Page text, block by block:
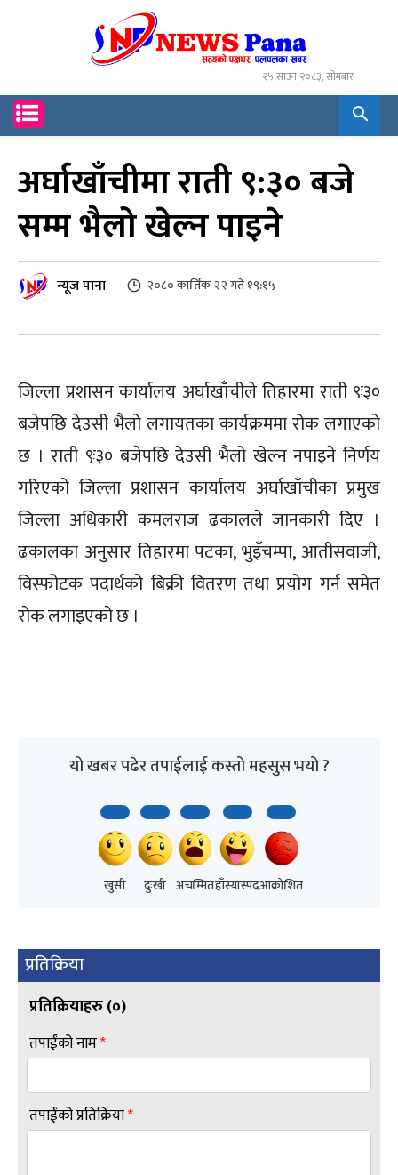
२५ साउन २०८३, सोमबार
अर्घाखाँचीमा राती ९:३० बजे
सम्म भैलो खेल्न पाइने
न्यूज पाना २०८० कार्तिक २२ गते १९:१५
जिल्ला प्रशासन कार्यालय अर्घाखाँचीले तिहारमा राती ९ः३०
बजेपछि देउसी भैलो लगायतका कार्यक्रममा रोक लगाएको
छ । राती ९ः३० बजेपछि देउसी भैलो खेल्न नपाइने निर्णय
गरिएको जिल्ला प्रशासन कार्यालय अर्घाखाँचीका प्रमुख
जिल्ला अधिकारी कमलराज ढकालले जानकारी दिए ।
ढकालका अनुसार तिहारमा पटका, भुइँचम्पा, आतीसवाजी,
विस्फोटक पदार्थको बिक्री वितरण तथा प्रयोग गर्न समेत
राेक लगाइएकाे छ ।
यो खबर पढेर तपाईलाई कस्तो महसुस भयो ?
खुसी दुःखी अचम्मितहाँस्यास्पदआक्रोशित
प्रतिक्रिया
प्रतिक्रियाहरु (०)
तपाईंको नाम*
तपाईंको प्रतिक्रिया*